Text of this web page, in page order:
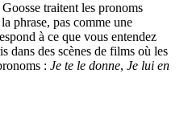
traitent les pronoms
phrase, pas comme une
à ce que vous entendez
dans des scènes de films où les
: Je te le donne, Je lui en